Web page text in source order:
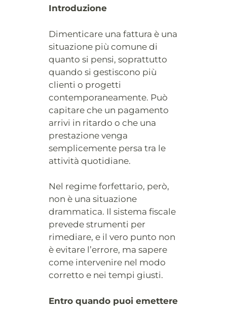
Introduzione
Dimenticare una fattura è una
situazione più comune di
quanto si pensi, soprattutto
quando si gestiscono più
clienti o progetti
contemporaneamente. Può
capitare che un pagamento
arrivi in ritardo o che una
prestazione venga
semplicemente persa tra le
attività quotidiane.
Nel regime forfettario, però,
non è una situazione
drammatica. Il sistema fiscale
prevede strumenti per
rimediare, e il vero punto non
è evitare l’errore, ma sapere
come intervenire nel modo
corretto e nei tempi giusti.
Entro quando puoi emettere